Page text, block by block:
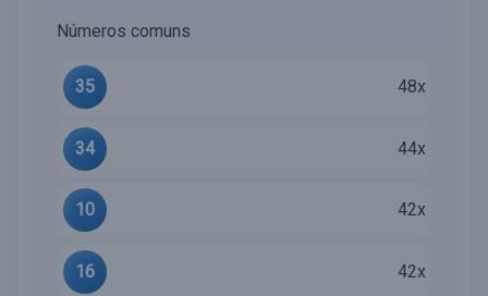
Números comuns
35 48x
34 44x
10 42x
16 42x